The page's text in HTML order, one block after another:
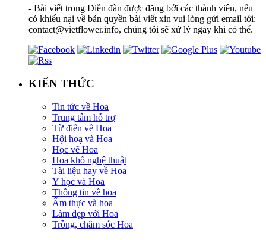
- Bài viết trong Diễn đàn được đăng bởi các thành viên, nếu
có khiếu nại về bản quyền bài viết xin vui lòng gửi email tới:
contact@vietflower.info, chúng tôi sẽ xử lý ngay khi có thể.
KIẾN THỨC
Tin tức về Hoa
Trung tâm hỗ trợ
Từ điển về Hoa
Hội hoạ và Hoa
Học vẽ Hoa
Hoa khô nghệ thuật
Tài liệu hay về Hoa
Y học và Hoa
Thông tin về hoa
Ẩm thực và hoa
Làm đẹp với Hoa
Trồng, chăm sóc Hoa